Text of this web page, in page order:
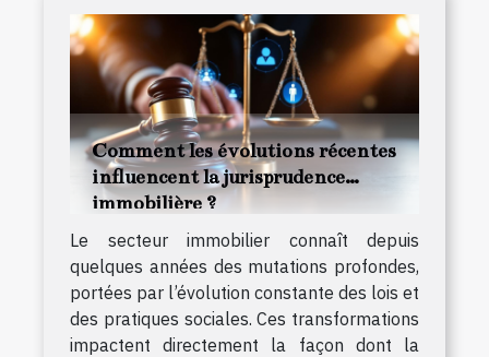
Comment les évolutions récentes
influencent la jurisprudence
immobilière ?
Le secteur immobilier connaît depuis
quelques années des mutations profondes,
portées par l’évolution constante des lois et
des pratiques sociales. Ces transformations
impactent directement la façon dont la